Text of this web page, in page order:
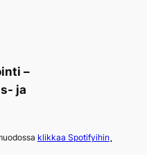
–
ja
klikkaa Spotifyihin.